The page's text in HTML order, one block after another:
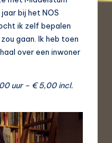
bij het NOS
ik zelf bepalen
gaan. Ik heb toen
over een inwoner
uur – € 5,00 incl.